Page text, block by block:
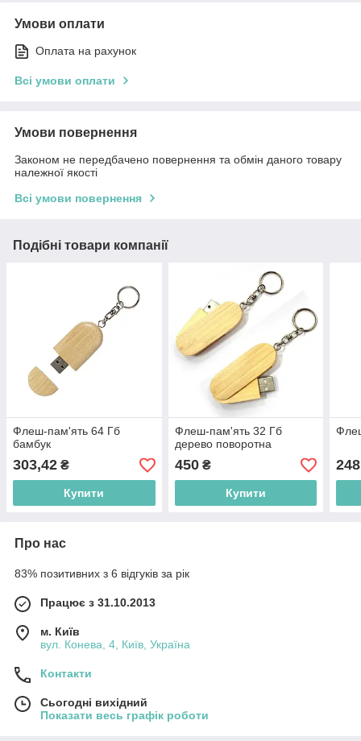
Умови оплати
Оплата на рахунок
Всі умови оплати
Умови повернення
Законом не передбачено повернення та обмін даного товару
належної якості
Всі умови повернення
Подібні товари компанії
Флеш-пам'ять 64 Гб
бамбук
303,42 ₴
Купити
Флеш-пам'ять 32 Гб
дерево поворотна
450₴
Купити
Про нас
83% позитивних з 6 відгуків за рік
Працює з 31.10.2013
м. Київ
вул. Конева, 4, Київ, Україна
Контакти
Сьогодні вихідний
Показати весь графік роботи